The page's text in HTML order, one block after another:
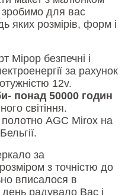
зробимо для вас
яких розмірів, форм і
Мірор безпечні і
за рахунок
12v.
понад 50000 годин
світіння.
полотно AGC Mirox на
за
з точністю до
вписалося в
день радувало Вас і